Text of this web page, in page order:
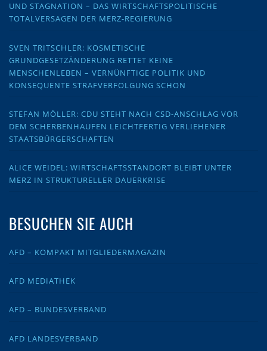
UND STAGNATION – DAS WIRTSCHAFTSPOLITISCHE
TOTALVERSAGEN DER MERZ-REGIERUNG
SVEN TRITSCHLER: KOSMETISCHE
GRUNDGESETZÄNDERUNG RETTET KEINE
MENSCHENLEBEN – VERNÜNFTIGE POLITIK UND
KONSEQUENTE STRAFVERFOLGUNG SCHON
STEFAN MÖLLER: CDU STEHT NACH CSD-ANSCHLAG VOR
DEM SCHERBENHAUFEN LEICHTFERTIG VERLIEHENER
STAATSBÜRGERSCHAFTEN
ALICE WEIDEL: WIRTSCHAFTSSTANDORT BLEIBT UNTER
MERZ IN STRUKTURELLER DAUERKRISE
BESUCHEN SIE AUCH
AFD – KOMPAKT MITGLIEDERMAGAZIN
AFD MEDIATHEK
AFD – BUNDESVERBAND
AFD LANDESVERBAND